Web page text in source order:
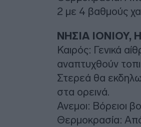
2 με 4 βαθμούς
ΝΗΣΙΑ ΙΟΝΙΟΥ,
Καιρός: Γενικά
αναπτυχθούν
Στερεά θα
στα ορεινά.
Ανεμοι: Βόρειοι
Θερμοκρασία: